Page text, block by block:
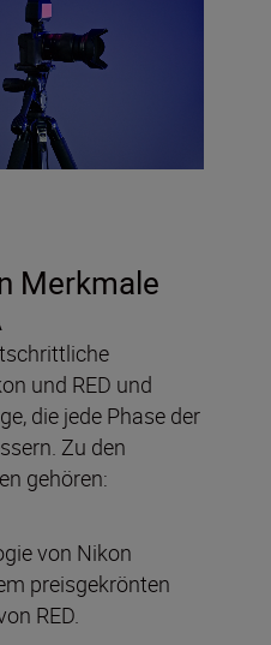
Merkmale
und RED und
die jede Phase der
Zu den
gehören:
von Nikon
preisgekrönten
RED.